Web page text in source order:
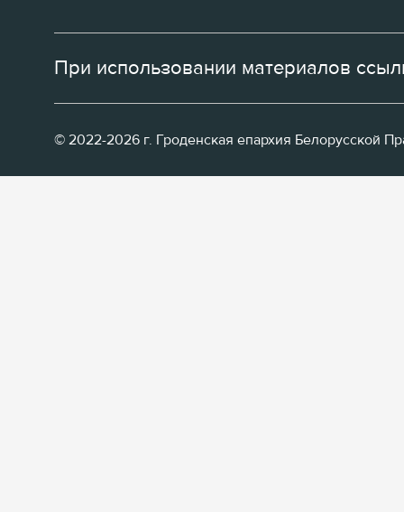
При использовании материалов
© 2022-2026 г. Гроденская епархия Белорусской